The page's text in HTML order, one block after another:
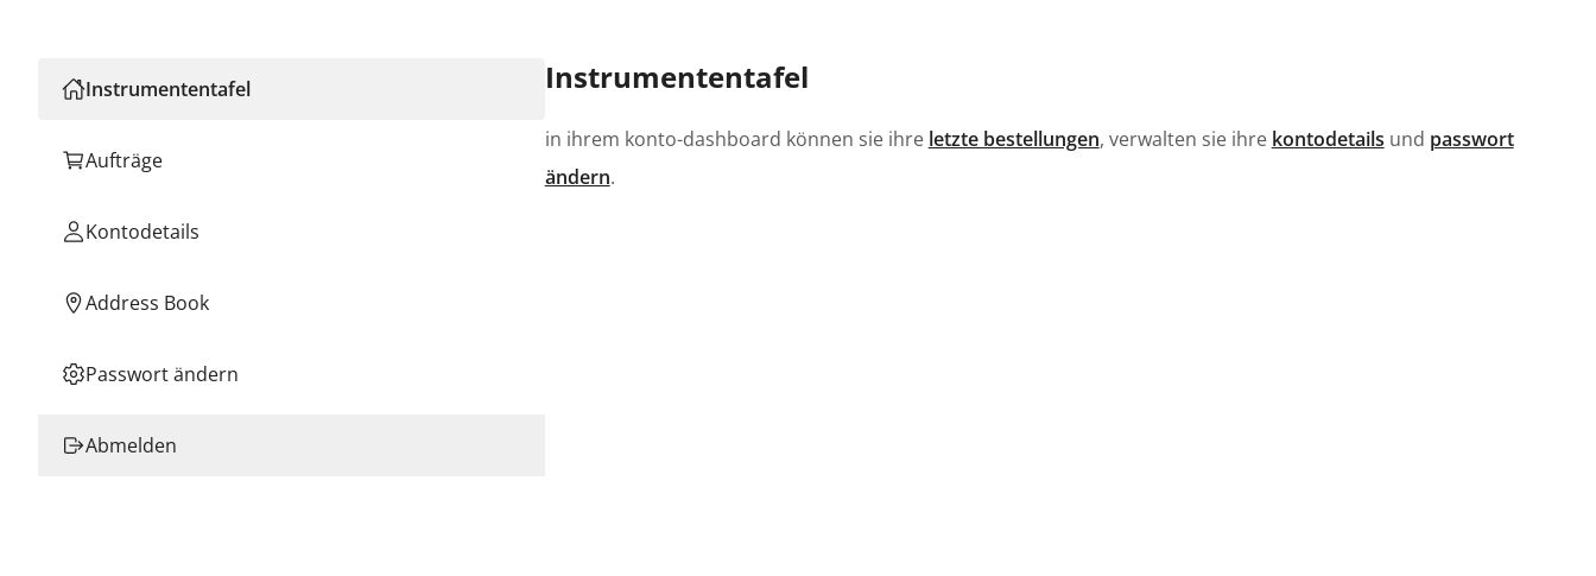
Instrumententafel
Aufträge
Kontodetails
Address Book
Passwort ändern
Abmelden
Instrumententafel
in ihrem konto-dashboard können sie ihre letzte bestellungen, verwalten sie ihre kontodetails und passwort
ändern.